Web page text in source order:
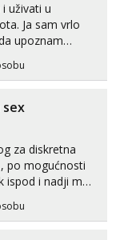
uživati u
Ja sam vrlo
upoznam
na link
sex
za diskretna
po mogućnosti